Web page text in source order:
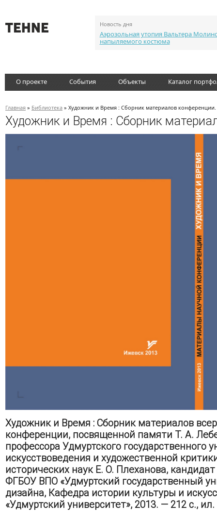
Новость дня
Аэрозольная утопия Вальтера
напыляемого костюма
О проекте События Объекты Каталог
Главная » Библиотека » Художник и Время : Сборник материалов
Художник и Время : Сборник
Художник и Время : Сборник материалов
конференции, посвященной памяти Т. А.
профессора Удмуртского государственного
искусствоведения и художественной
исторических наук Е. О. Плеханова,
ФГБОУ ВПО «Удмуртский государственный
дизайна, Кафедра истории культуры и
«Удмуртский университет», 2013. — 212 с.,